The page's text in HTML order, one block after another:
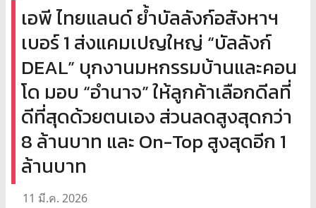
เอพี ไทยแลนด์ ย้ำบัลลังก์อสังหาฯ
เบอร์ 1 ส่งแคมเปญใหญ่ “บัลลังก์
DEAL” บุกงานมหกรรมบ้านและคอน
โด มอบ “อำนาจ” ให้ลูกค้าเลือกดีลที่
ดีที่สุดด้วยตนเอง ส่วนลดสูงสุดกว่า
8 ล้านบาท และ On-Top สูงสุดอีก 1
ล้านบาท
11 มี.ค. 2026